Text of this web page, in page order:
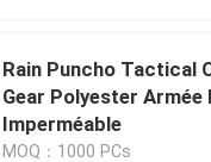
militaire
Rain Puncho Tactical
Gear Polyester Armée
Imperméable
MOQ：1000 PCs